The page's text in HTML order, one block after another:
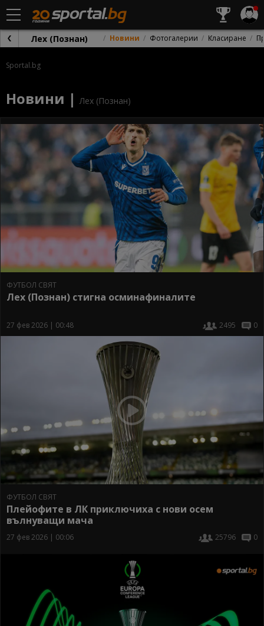
Лех (Познан) Новини Фотогалерии Класиране
Sportal.bg
Новини | Лех (Познан)
ФУТБОЛ СВЯТ
Лех (Познан) стигна осминафиналите
27 фев 2026 | 00:48 2495 0
ФУТБОЛ СВЯТ
Плейофите в ЛК приключиха с нови осем
вълнуващи мача
27 фев 2026 | 00:06 25796 0